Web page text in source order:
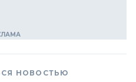
НОВОСТЬЮ